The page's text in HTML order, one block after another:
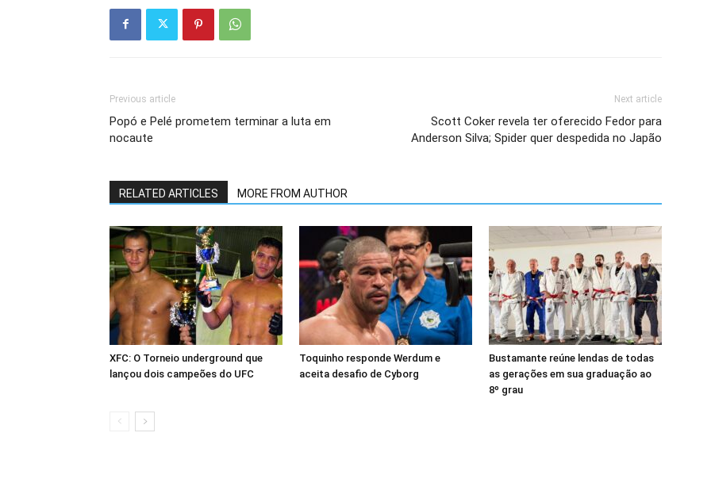
Previous article
Popó e Pelé prometem terminar a luta em
nocaute
Next article
Scott Coker revela ter oferecido Fedor para
Anderson Silva; Spider quer despedida no Japão
RELATED ARTICLES MORE FROM AUTHOR
XFC: O Torneio underground que
lançou dois campeões do UFC
Toquinho responde Werdum e
aceita desafio de Cyborg
Bustamante reúne lendas de todas
as gerações em sua graduação ao
8º grau